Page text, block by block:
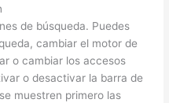
de búsqueda. Puedes
cambiar el motor de
o cambiar los accesos
o desactivar la barra de
muestren primero las